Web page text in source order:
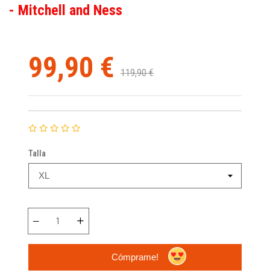
- Mitchell and Ness
99,90 € 119,90 €
Talla
Cómprame!